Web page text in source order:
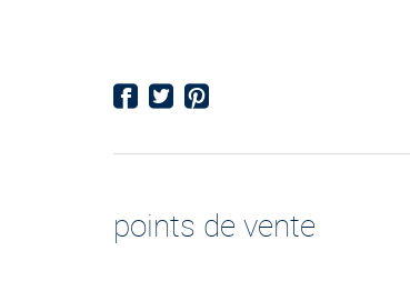
points de vente